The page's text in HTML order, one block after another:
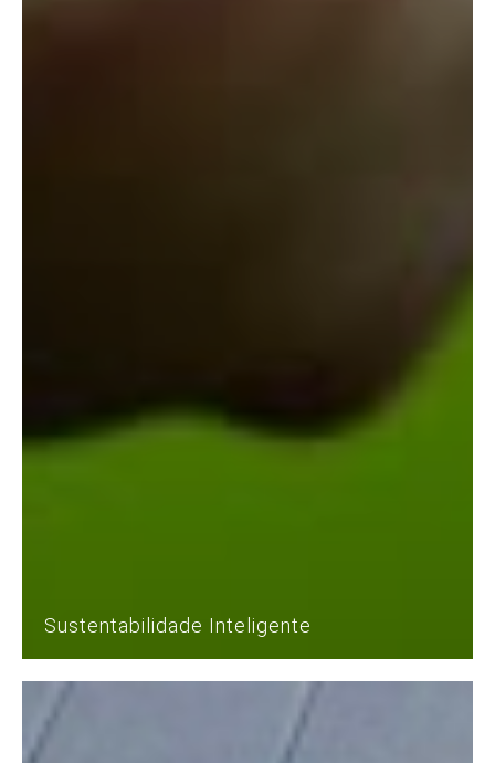
Sustentabilidade Inteligente